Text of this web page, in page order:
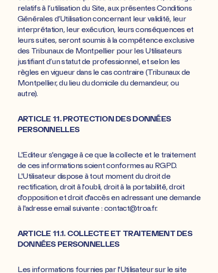
relatifs à l’utilisation du Site, aux présentes Conditions
Générales d’Utilisation concernant leur validité, leur
interprétation, leur exécution, leurs conséquences et
leurs suites, seront soumis à la compétence exclusive
des Tribunaux de Montpellier pour les Utilisateurs
justifiant d’un statut de professionnel, et selon les
règles en vigueur dans le cas contraire (Tribunaux de
Montpellier, du lieu du domicile du demandeur, ou
autre).
ARTICLE 11. PROTECTION DES DONNÉES
PERSONNELLES
L'Editeur s'engage à ce que la collecte et le traitement
de ces informations soient conformes au RGPD.
L'Utilisateur dispose à tout moment du droit de
rectification, droit à l'oubli, droit à la portabilité, droit
d'opposition et droit d'accès en adressant une demande
à l'adresse email suivante : contact@troa.fr.
ARTICLE 11.1. COLLECTE ET TRAITEMENT DES
DONNÉES PERSONNELLES
Les informations fournies par l'Utilisateur sur le site